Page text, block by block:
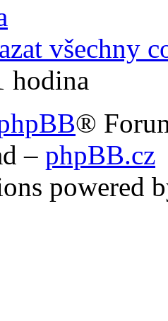
všechny
hodina
®
– phpBB.cz
powered